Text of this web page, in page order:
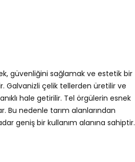
güvenliğini sağlamak ve estetik bir
Galvanizli çelik tellerden üretilir ve
hale getirilir. Tel örgülerin esnek
Bu nedenle tarım alanlarından
geniş bir kullanım alanına sahiptir.